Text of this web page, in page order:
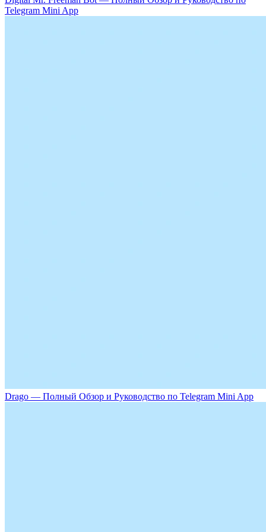
Telegram Mini App
Drago — Полный Обзор и Руководство по Telegram Mini App